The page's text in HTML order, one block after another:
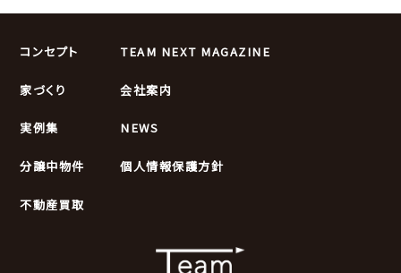
コンセプト
家づくり
実例集
分譲中物件
不動産買取
TEAM NEXT MAGAZINE
会社案内
NEWS
個人情報保護方針